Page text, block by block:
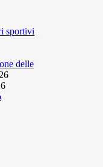
sportivi
delle